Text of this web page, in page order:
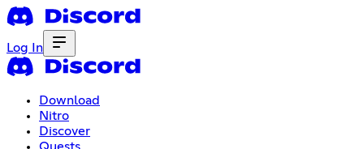
Log In
Download
Nitro
Discover